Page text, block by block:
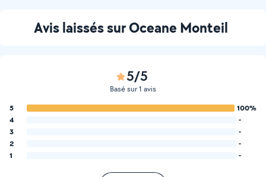
Avis laissés sur Oceane Monteil
5/5
Basé sur 1 avis
5
100%
4
-
3
-
2
-
1
-